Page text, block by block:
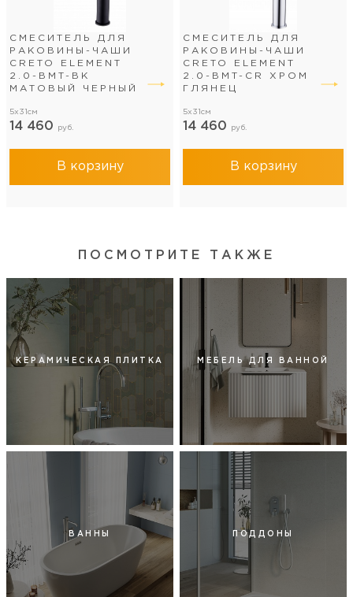
СМЕСИТЕЛЬ ДЛЯ
РАКОВИНЫ-ЧАШИ
CRETO ELEMENT
2.0-BMT-BK
МАТОВЫЙ ЧЕРНЫЙ
5x31см
14 460 руб.
В корзину
СМЕСИТЕЛЬ ДЛЯ
РАКОВИНЫ-ЧАШИ
CRETO ELEMENT
2.0-BMT-CR ХРОМ
ГЛЯНЕЦ
5x31см
14 460 руб.
В корзину
ПОСМОТРИТЕ ТАКЖЕ
КЕРАМИЧЕСКАЯ ПЛИТКА МЕБЕЛЬ ДЛЯ ВАННОЙ
ВАННЫ ПОДДОНЫ